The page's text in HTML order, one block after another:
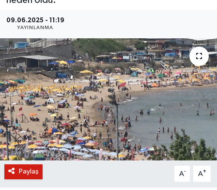
09.06.2025 - 11:19
YAYINLANMA
Paylaş A- A+
BİLİM VE TEKNOLOJİ
OTOMOBİL
KURUMSAL